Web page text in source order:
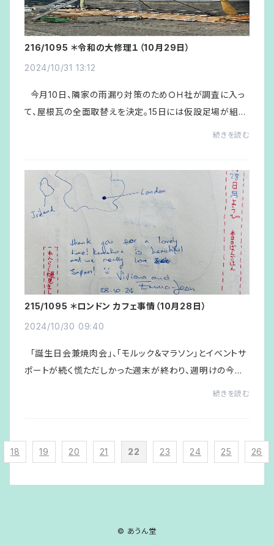
216/1095 ＊令和の大修理１（10月29日）
2024/10/31 13:12
今月10日、隣家の雨漏り対策のためＯＨ社が調査に入っ
て、屋根瓦の全面取替えを決定。15日には仮設足場が組み
続きを読む
215/1095 ＊ロンドン カフェ事情（10月28日）
2024/10/30 09:40
「誕生日会兼焼肉会」、「モルック＆マラソン」とイベントサ
ポートが続く慌ただしかった週末が終わり、週明けの今日
続きを読む
18 19 20 21 22 23 24 25 26
© あうん堂